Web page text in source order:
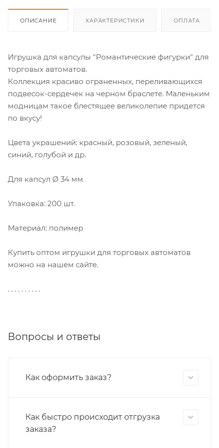
ОПИСАНИЕ ХАРАКТЕРИСТИКИ ОПЛАТА
Игрушка для капсулы "Романтические фигурки" для
торговых автоматов.
Коллекция красиво ограненных, переливающихся
подвесок-сердечек на черном браслете. Маленьким
модницам такое блестящее великолепие придется
по вкусу!
Цвета украшений: красный, розовый, зеленый,
синий, голубой и др.
Для капсул Ø 34 мм
Упаковка: 200 шт.
Материал: полимер
Купить оптом игрушки для торговых автоматов
можно на нашем сайте.
. . . . . . . . . .
Вопросы и ответы
Как оформить заказ?
Как быстро происходит отгрузка
заказа?